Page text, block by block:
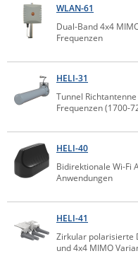
News zu unseren
WLAN-61
Dual-Band 4x4
Frequenzen
HELI-31
Tunnel Richtantenne
Frequenzen (1700-
HELI-40
Bidirektionale Wi-Fi
Anwendungen
HELI-41
Zirkular polarisierte
und 4x4 MIMO